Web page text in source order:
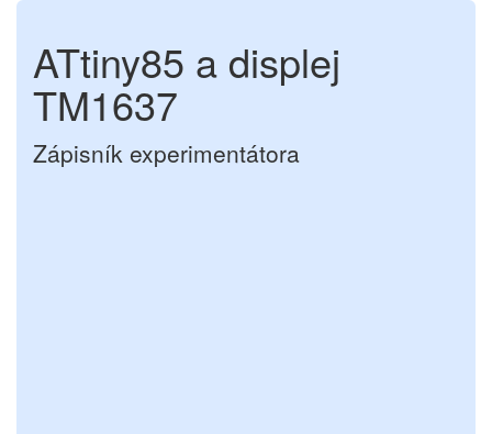
ATtiny85 a displej
TM1637
Zápisník experimentátora